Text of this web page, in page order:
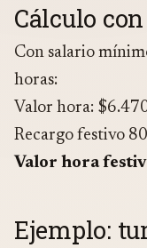
Cálculo
Con salario
horas:
Valor hora:
Recargo festivo
Valor hora
Ejemplo: